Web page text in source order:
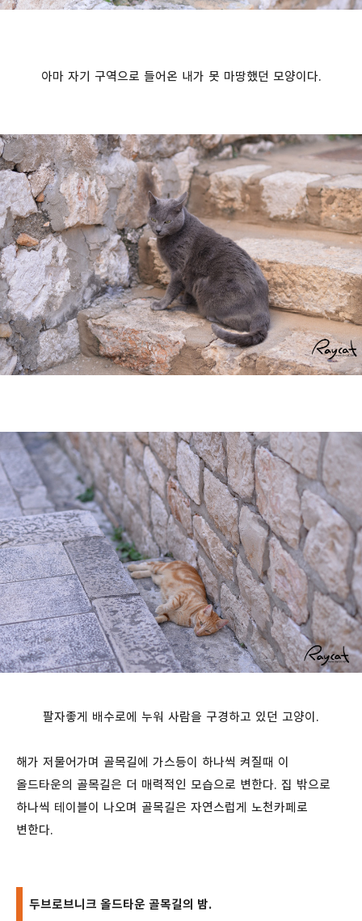
아마 자기 구역으로 들어온 내가 못 마땅했던 모양이다.
팔자좋게 배수로에 누워 사람을 구경하고 있던 고양이.
해가 저물어가며 골목길에 가스등이 하나씩 켜질때 이
올드타운의 골목길은 더 매력적인 모습으로 변한다. 집 밖으로
하나씩 테이블이 나오며 골목길은 자연스럽게 노천카페로
변한다.
두브로브니크 올드타운 골목길의 밤.